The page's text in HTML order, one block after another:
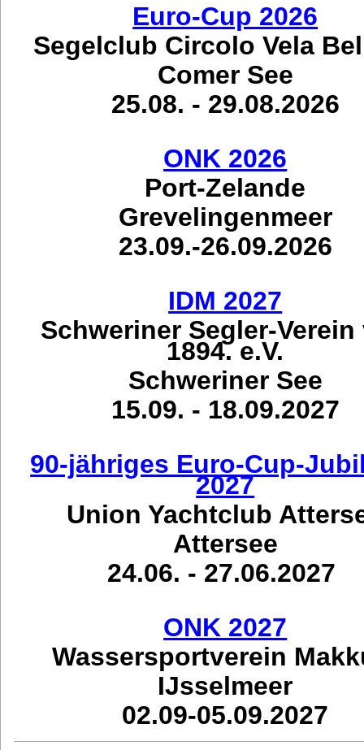
Euro-Cup 2026
Segelclub Circolo Vela
Comer See
25.08. - 29.08.2026
ONK 2026
Port-Zelande
Grevelingenmeer
23.09.-26.09.2026
IDM 2027
Schweriner Segler-Verein
1894. e.V.
Schweriner See
15.09. - 18.09.2027
90-jähriges Euro-Cup-
2027
Union Yachtclub
Attersee
24.06. - 27.06.2027
ONK 2027
Wassersportverein
IJsselmeer
02.09-05.09.2027